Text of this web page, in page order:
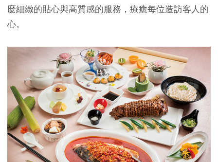
麼細緻的貼心與高質感的服務，療癒每位造訪客人的
心。